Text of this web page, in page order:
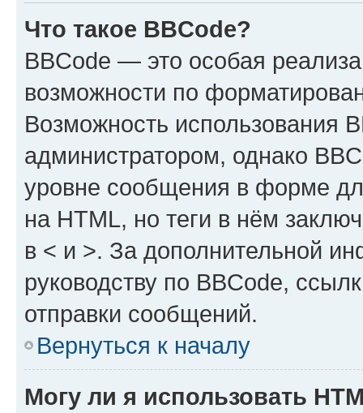
Что такое BBCode?
BBCode — это особая
возможности по
Возможность использования
администратором, однако
уровне сообщения в форме
на HTML, но теги в нём
в < и >. За дополнительной
руководству по BBCode,
отправки сообщений.
Вернуться к началу
Могу ли я использовать